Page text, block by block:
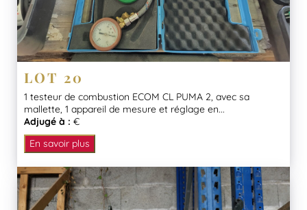
LOT 20
1 testeur de combustion ECOM CL PUMA 2, avec sa
mallette, 1 appareil de mesure et réglage en...
Adjugé à : €
En savoir plus